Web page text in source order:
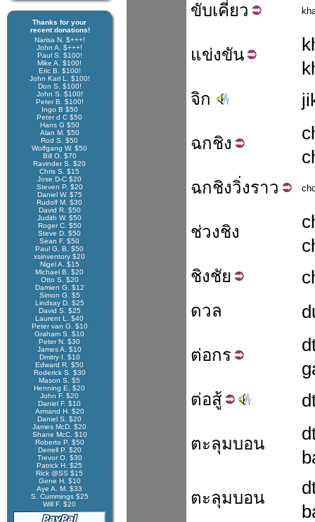
Thanks for your
recent donations!
Narisa N. $+++!
John A. $+++!
Paul S. $100!
Mike A. $100!
Eric B. $100!
John Karl L. $100!
Don S. $100!
John S. $100!
Peter B. $100!
Ingo B $50
Peter d C $50
Hans G $50
Alan M. $50
Rod S. $50
Wolfgang W. $50
Bill O. $70
Ravinder S. $20
Chris S. $15
Jose D-C $20
Steven P. $20
Daniel W. $75
Rudolf M. $30
David R. $50
Judith W. $50
Roger C. $50
Steve D. $50
Sean F. $50
Paul G. B. $50
xsinventory $20
Nigel A. $15
Michael B. $20
Otto S. $20
Damien G. $12
Simon G. $5
Lindsay D. $25
David S. $25
Laurent L. $40
Peter van G. $10
Graham S. $10
Peter N. $30
James A. $10
Dmitry I. $10
Edward R. $50
Roderick S. $30
Mason S. $5
Henning E. $20
John F. $20
Daniel F. $10
Armand H. $20
Daniel S. $20
James McD. $20
Shane McC. $10
Roberto P. $50
Derrell P. $20
Trevor O. $30
Patrick H. $25
Rick @SS $15
Gene H. $10
Aye A. M. $33
S. Cummings $25
Will F. $20
ขับเคี่ยว
แข่งขัน
จิก
ฉกชิง
ฉกชิงวิ่งราว
ช่วงชิง
ชิงชัย
ดวล
ต่อกร
ต่อสู้
ตะลุมบอน
ตะลุมบอน